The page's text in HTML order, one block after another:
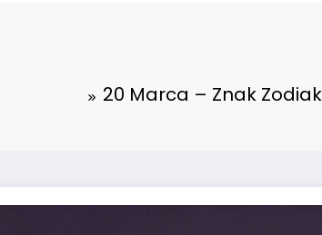
20 Marca – Znak